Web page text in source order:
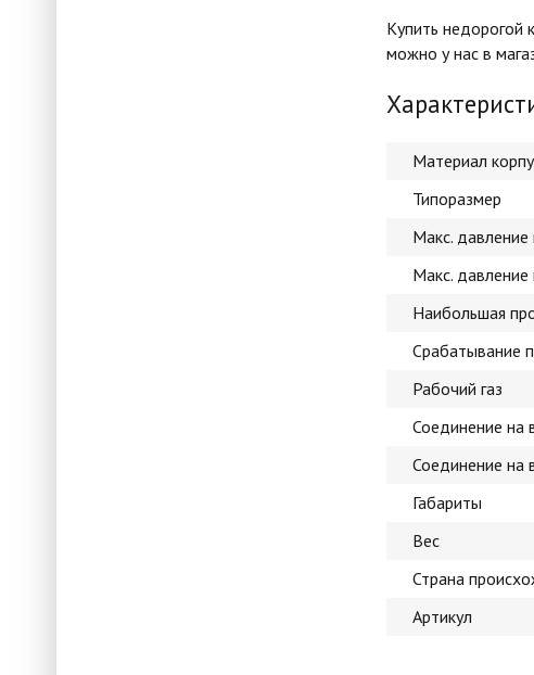
Купить недорогой
можно у нас в
Материал
Типоразмер
Макс.
Макс.
Наибольшая
Срабатывание
Рабочий газ
Соединение на
Соединение на
Габариты
Вес
Страна
Артикул